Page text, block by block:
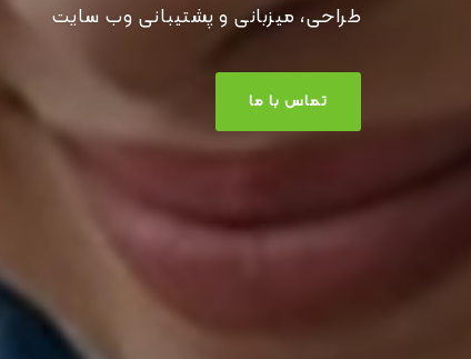
طراحی، میزبانی و پشتیبانی وب سایت
تماس با ما